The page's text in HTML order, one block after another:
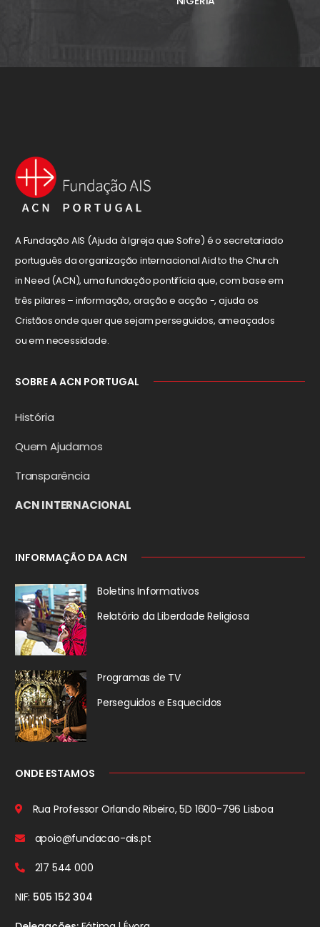
A Fundação AIS (Ajuda à Igreja que Sofre) é o secretariado
português da organização internacional Aid to the Church
in Need (ACN), uma fundação pontifícia que, com base em
três pilares – informação, oração e acção -, ajuda os
Cristãos onde quer que sejam perseguidos, ameaçados
ou em necessidade.
SOBRE A ACN PORTUGAL
História
Quem Ajudamos
Transparência
ACN INTERNACIONAL
INFORMAÇÃO DA ACN
Boletins Informativos
Relatório da Liberdade Religiosa
Programas de TV
Perseguidos e Esquecidos
ONDE ESTAMOS
Rua Professor Orlando Ribeiro, 5D 1600-796 Lisboa
apoio@fundacao-ais.pt
217 544 000
NIF: 505 152 304